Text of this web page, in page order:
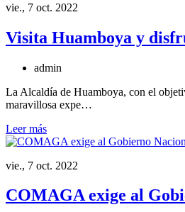
vie., 7 oct. 2022
Visita Huamboya y
admin
La Alcaldía de Huamboya, con el
maravillosa expe…
Leer más
vie., 7 oct. 2022
COMAGA exige al